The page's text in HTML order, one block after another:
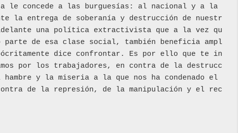
le concede a las burguesías: al nacional y a la
la entrega de soberanía y destrucción de nuestr
una política extractivista que a la vez qu
de esa clase social, también beneficia ampl
dice confrontar. Es por ello que te in
por los trabajadores, en contra de la destrucc
y la miseria a la que nos ha condenado el
de la represión, de la manipulación y el rec